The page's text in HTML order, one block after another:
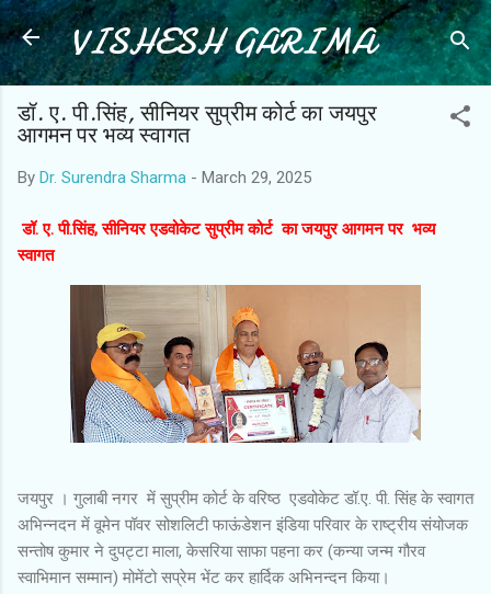
Skip to main content
VISHESH GARIMA
डॉ. ए. पी.सिंह, सीनियर सुप्रीम कोर्ट का जयपुर
आगमन पर भव्य स्वागत
By Dr. Surendra Sharma - March 29, 2025
डॉ. ए. पी.सिंह, सीनियर एडवोकेट सुप्रीम कोर्ट का जयपुर आगमन पर भव्य
स्वागत
जयपुर । गुलाबी नगर में सुप्रीम कोर्ट के वरिष्ठ एडवोकेट डॉ.ए. पी. सिंह के स्वागत
अभिन्नदन में वूमेन पॉवर सोशलिटी फाऊंडेशन इंडिया परिवार के राष्ट्रीय संयोजक
सन्तोष कुमार ने दुपट्टा माला, केसरिया साफा पहना कर (कन्या जन्म गौरव
स्वाभिमान सम्मान) मोमेंटो सप्रेम भेंट कर हार्दिक अभिनन्दन किया।